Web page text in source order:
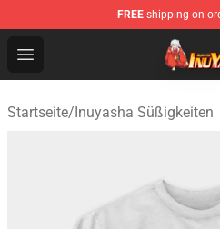
FREE shipping on
Open menu
Inuyasha Store - Official
Startseite/Inuyasha Süßigkeiten